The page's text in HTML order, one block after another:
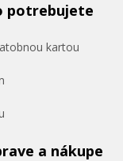
potrebujete
kartou
a nákupe